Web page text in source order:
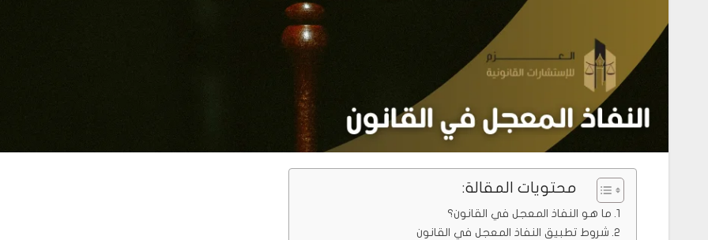
محتويات المقالة:
ما هو النفاذ المعجل في القانون؟
شروط تطبيق النفاذ المعجل في القانون